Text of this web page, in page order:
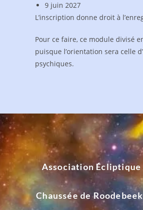
9 juin 2027
L’inscription donne droit à
Pour ce faire, ce module divisé
puisque l’orientation sera celle
psychiques.
Association Écliptique
Chaussée de